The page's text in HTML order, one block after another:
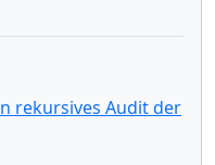
rekursives Audit der